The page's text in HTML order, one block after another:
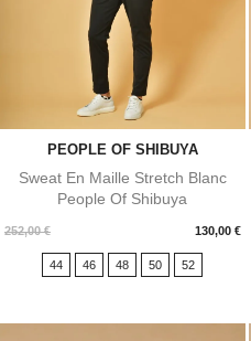
PEOPLE OF SHIBUYA
Sweat En Maille Stretch Blanc
People Of Shibuya
252,00 € 130,00 €
Prix
44 46 48 50 52